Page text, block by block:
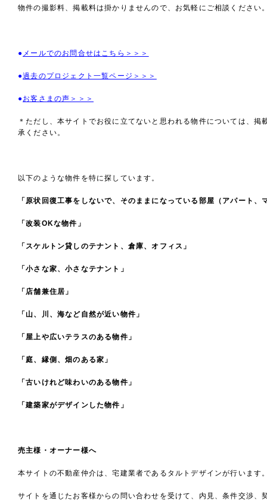
物件の撮影料、掲載料は掛かりませんので、お気軽にご相談ください
● メールでのお問合せはこちら＞＞＞
●過去のプロジェクト一覧ページ＞＞＞
●お客さまの声＞＞＞
＊ただし、本サイトでお役に立てないと思われる物件については、
承ください。
以下のような物件を特に探しています。
「原状回復工事をしないで、そのままになっている部屋（アパート、
「改装OKな物件」
「スケルトン貸しのテナント、倉庫、オフィス」
「小さな家、小さなテナント」
「店舗兼住居」
「山、川、海など自然が近い物件」
「屋上や広いテラスのある物件」
「庭、縁側、畑のある家」
「古いけれど味わいのある物件」
「建築家がデザインした物件」
売主様・オーナー様へ
本サイトの不動産仲介は、宅建業者であるタルトデザインが行います
サイトを通じたお客様からの問い合わせを受けて、内見、条件交渉、